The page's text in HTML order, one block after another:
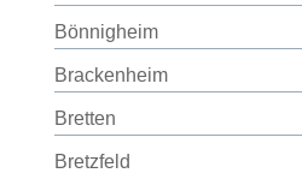
Bönnigheim
Brackenheim
Bretten
Bretzfeld